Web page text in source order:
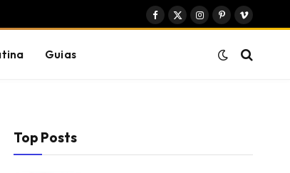
Facebook
X
Instagram
PinterestVimeo
Guias
Top Posts